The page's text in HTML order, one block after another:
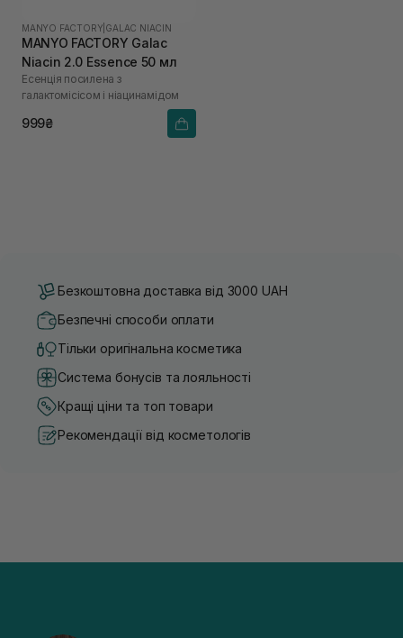
MANYO FACTORY GALAC NIACIN
MANYO FACTORY Galac
Niacin 2.0 Essence 50 мл
Есенція посилена з
галактомісісом і ніацинамідом
999₴
Безкоштовна доставка від 3000 UAH
Безпечні способи оплати
Тільки оригінальна косметика
Система бонусів та лояльності
Кращі ціни та топ товари
Рекомендації від косметологів